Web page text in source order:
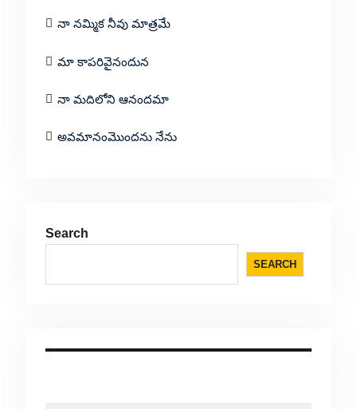
నా నమ్మిక నీవు మాత్రమే
మా కాపరివైనందున
నా మదిలోని ఆనందమా
అవమానంమొందను నేను
Search
SEARCH